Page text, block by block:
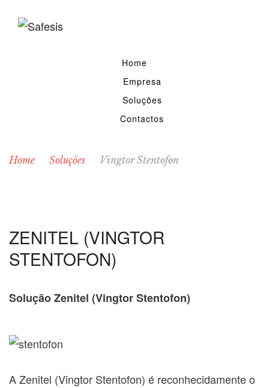
Home
Empresa
Soluções
Contactos
Home Soluções Vingtor Stentofon
ZENITEL (VINGTOR
STENTOFON)
Solução Zenitel (Vingtor Stentofon)
A Zenitel (Vingtor Stentofon) é reconhecidamente o